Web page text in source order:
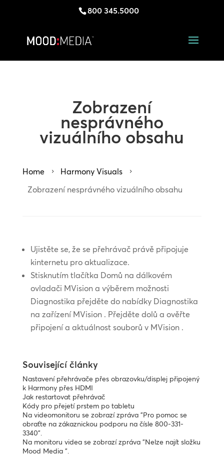
800 345.5000
Zobrazení
nesprávného
vizuálního obsahu
Home 5 Harmony Visuals 5
Zobrazení nesprávného vizuálního obsahu
Ujistěte se, že se přehrávač právě připojuje
kinternetu pro aktualizace.
Stisknutím tlačítka Domů na dálkovém
ovladači MVision a výběrem možnosti
Diagnostika přejděte do nabídky Diagnostika
na zařízení MVision . Přejděte dolů a ověřte
připojení a aktuálnost souborů v MVision .
Související články
Nastavení přehrávače přes obrazovku/displej připojený
k Harmony přes HDMI
Jak restartovat přehrávač
Kódy pro přejetí prstem po tabletu
Na videomonitoru se zobrazí zpráva "Pro pomoc se
obraťte na zákaznickou podporu na čísle 800-331-
3340".
Na monitoru videa se zobrazí zpráva "Nelze najít složku
Mood Media ".